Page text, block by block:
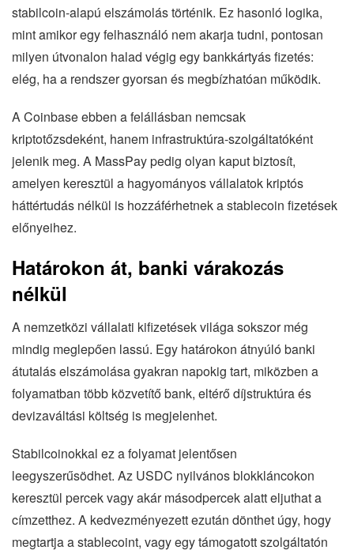
stabilcoin-alapú elszámolás történik. Ez hasonló logika,
mint amikor egy felhasználó nem akarja tudni, pontosan
milyen útvonalon halad végig egy bankkártyás fizetés:
elég, ha a rendszer gyorsan és megbízhatóan működik.
A Coinbase ebben a felállásban nemcsak
kriptotőzsdeként, hanem infrastruktúra-szolgáltatóként
jelenik meg. A MassPay pedig olyan kaput biztosít,
amelyen keresztül a hagyományos vállalatok kriptós
háttértudás nélkül is hozzáférhetnek a stablecoin fizetések
előnyeihez.
Határokon át, banki várakozás
nélkül
A nemzetközi vállalati kifizetések világa sokszor még
mindig meglepően lassú. Egy határokon átnyúló banki
átutalás elszámolása gyakran napokig tart, miközben a
folyamatban több közvetítő bank, eltérő díjstruktúra és
devizaváltási költség is megjelenhet.
Stabilcoinokkal ez a folyamat jelentősen
leegyszerűsödhet. Az USDC nyilvános blokkláncokon
keresztül percek vagy akár másodpercek alatt eljuthat a
címzetthez. A kedvezményezett ezután dönthet úgy, hogy
megtartja a stablecoint, vagy egy támogatott szolgáltatón